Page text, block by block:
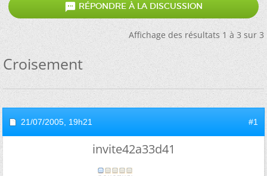
 RÉPONDRE À LA DISCUSSION
Affichage des résultats 1 à 3 sur 3
Croisement
21/07/2005, 19h21 #1
invite42a33d41